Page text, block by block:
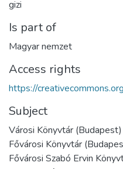
gizi
Is part of
Magyar nemzet
Access rights
https://
Subject
Városi Könyvtár (Budapest)
Fővárosi Könyvtár
Fővárosi Szabó Ervin